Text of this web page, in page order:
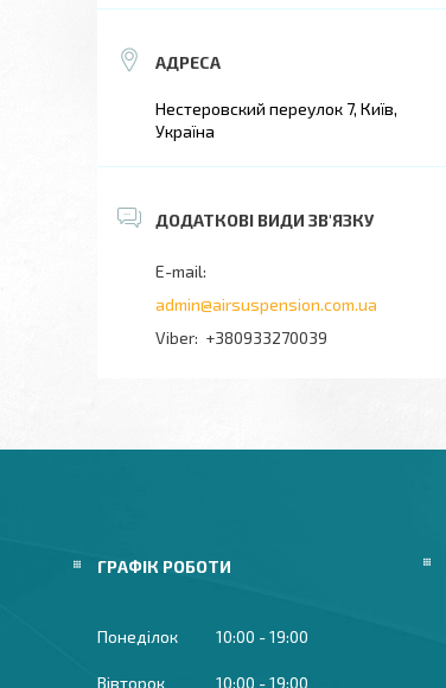
Нестеровский переулок 7, Київ,
Україна
admin@airsuspension.com.ua
+380933270039
ГРАФІК РОБОТИ
Понеділок 10:00 19:00
Вівторок 10:00 19:00